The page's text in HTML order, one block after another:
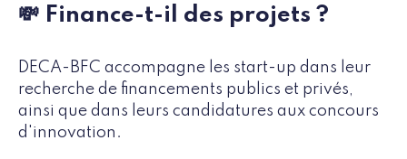
💸 Finance-t-il des projets ?
DECA-BFC accompagne les start-up dans leur
recherche de financements publics et privés,
ainsi que dans leurs candidatures aux concours
d'innovation.